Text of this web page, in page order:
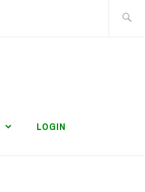
LOGIN